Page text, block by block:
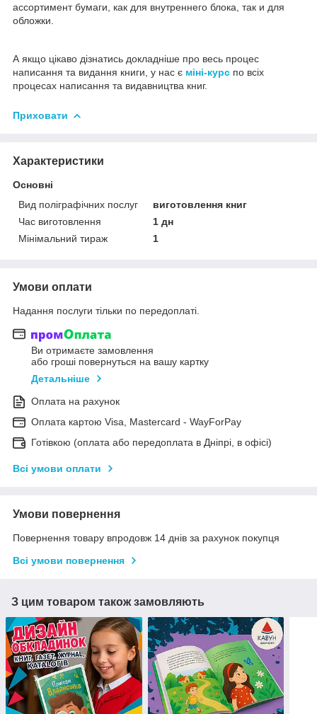
ассортимент бумаги, как для внутреннего блока, так и для
обложки.
А якщо цікаво дізнатись докладніше про весь процес
написання та видання книги, у нас є міні-курс по всіх
процесах написання та видавництва книг.
Приховати
Характеристики
Основні
Вид поліграфічних послуг
виготовлення книг
Час виготовлення
1 дн
Мінімальний тираж
1
Умови оплати
Надання послуги тільки по передоплаті.
Ви отримаєте замовлення
або гроші повернуться на вашу картку
Детальніше
Оплата на рахунок
Оплата картою Visa, Mastercard - WayForPay
Готівкою (оплата або передоплата в Дніпрі, в офісі)
Всі умови оплати
Умови повернення
Повернення товару впродовж 14 днів за рахунок покупця
Всі умови повернення
З цим товаром також замовляють